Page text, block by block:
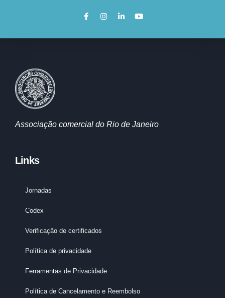
Associação comercial do Rio de Janeiro
Links
Jornadas
Codex
Verificação de certificados
Política de privacidade
Ferramentas de Privacidade
Política de Cancelamento e Reembolso